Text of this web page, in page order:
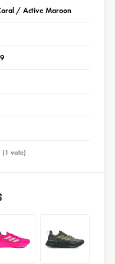
/ Active Maroon
(1 vote)